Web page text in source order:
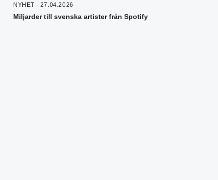
NYHET - 27.04.2026
Miljarder till svenska artister från Spotify